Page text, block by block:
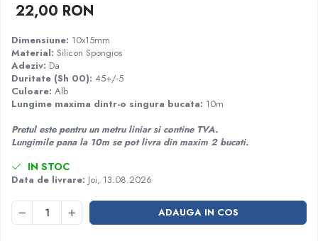
22,00 RON
Dimensiune: 10x15mm
Material: Silicon Spongios
Adeziv: Da
Duritate (Sh 00): 45+/-5
Culoare: Alb
Lungime maxima dintr-o singura bucata: 10m
Pretul este pentru un metru liniar si contine TVA.
Lungimile pana la 10m se pot livra din maxim 2 bucati.
IN STOC
Data de livrare: Joi, 13.08.2026
ADAUGA IN COS